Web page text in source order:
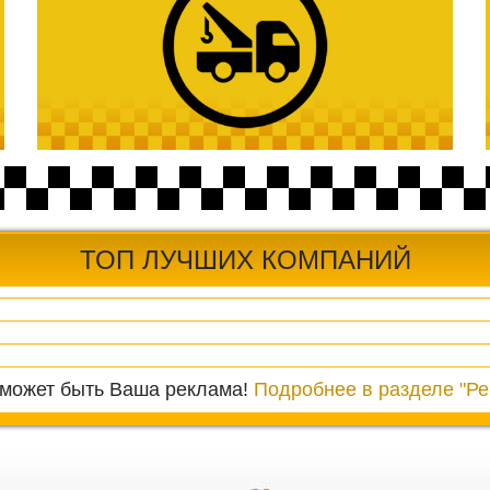
ТОП ЛУЧШИХ КОМПАНИЙ
быть Ваша реклама! Подробнее в разделе